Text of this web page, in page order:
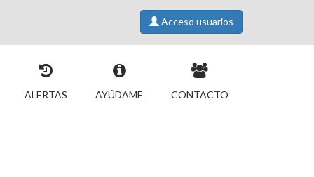
Acceso usuarios
ALERTAS AYÚDAME CONTACTO